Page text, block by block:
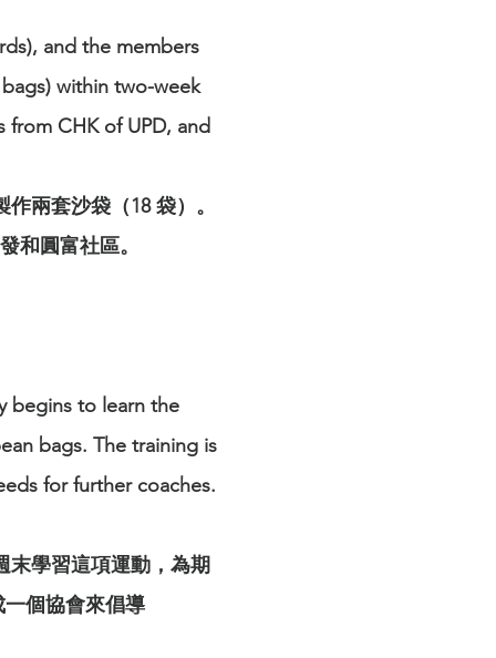
and the members
within two-week
CHK of UPD, and
兩套沙袋（18 袋）。
和圓富社區。
begins to learn the
bags. The training is
for further coaches.
末學習這項運動，為期
個協會來倡導